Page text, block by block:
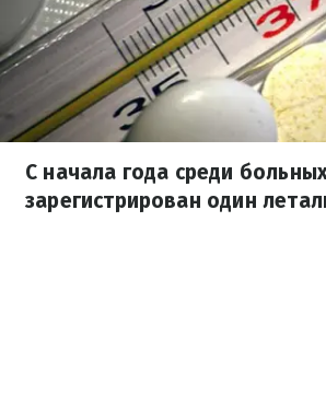
С начала года среди
зарегистрирован один